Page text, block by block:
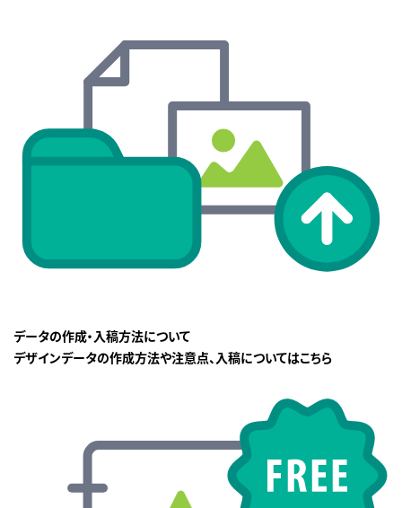
データの作成・入稿方法について
デザインデータの作成方法や注意点、入稿についてはこちら